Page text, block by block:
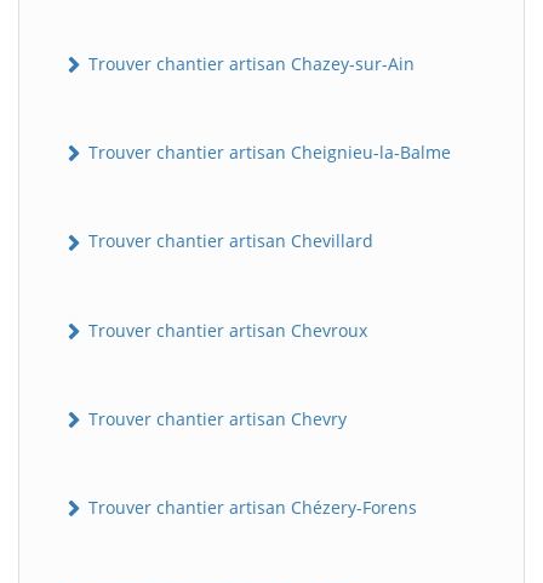
Trouver chantier artisan Chazey-sur-Ain
Trouver chantier artisan Cheignieu-la-Balme
Trouver chantier artisan Chevillard
Trouver chantier artisan Chevroux
Trouver chantier artisan Chevry
Trouver chantier artisan Chézery-Forens